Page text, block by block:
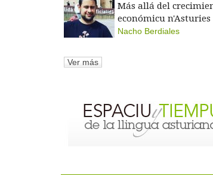
Más allá del
económicu n'Asturies
Nacho Berdiales
Ver más